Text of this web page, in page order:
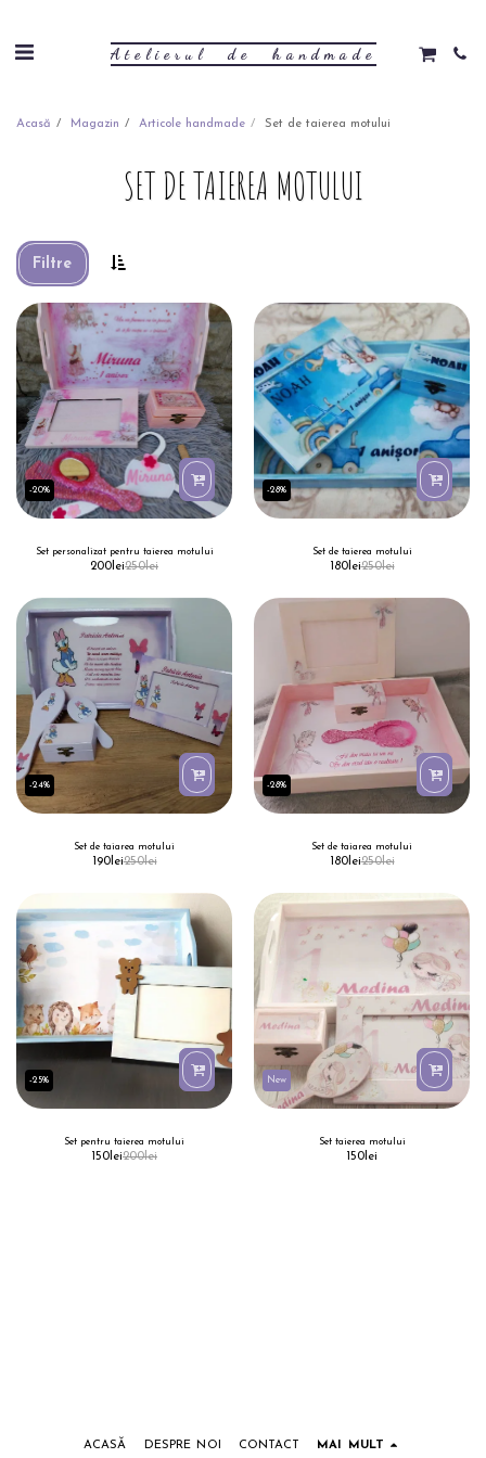
Atelierul de handmade
Acasă Magazin Articole handmade Set de taierea motului
SET DE TAIEREA MOTULUI
Filtre
-20%
Set personalizat pentru taierea motului
250lei
200 lei
-28%
Set de taierea motului
250lei
180lei
-24%
Set de taiarea motului
250lei
190lei
-28%
Set de taiarea motului
250lei
180lei
-25%
Set pentru taierea motului
200lei
150 lei
New
Set taierea motului
150 lei
ACASĂ DESPRE NOI CONTACT MAI MULT